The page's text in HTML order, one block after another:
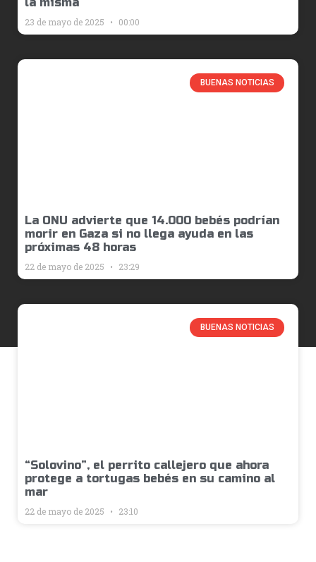
23 de mayo de 2025 00:00
BUENAS NOTICIAS
La ONU advierte que 14.000 bebés podrían
morir en Gaza si no llega ayuda en las
próximas 48 horas
22 de mayo de 2025 23:29
BUENAS NOTICIAS
“Solovino”, el perrito callejero que ahora
protege a tortugas bebés en su camino al
mar
22 de mayo de 2025 23:10